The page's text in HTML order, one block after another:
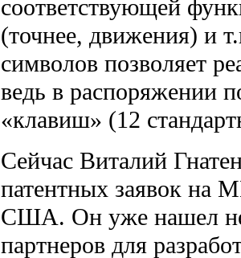
соответствующей
(точнее, движения) и
символов позволяет
ведь в распоряжении
«клавиш» (12
Сейчас Виталий
патентных заявок на
США. Он уже нашел
партнеров для